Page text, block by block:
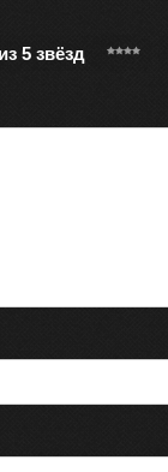
5 звёзд